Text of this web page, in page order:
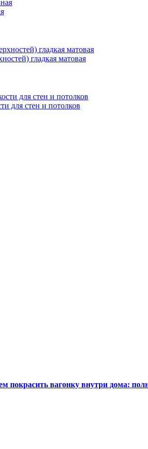
гладкая матовая
для стен и потолков
покрасить вагонку внутри дома: